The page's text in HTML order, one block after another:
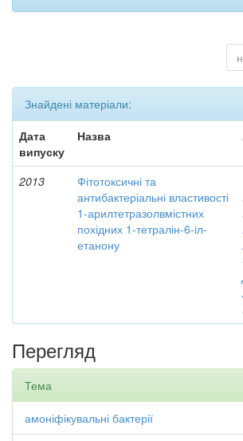
Знайдені матеріали:
Дата
випуску
Назва
2013
Фітотоксичні та
антибактеріальні властивості
1-арилтетразолвмістних
похідних 1-тетралін-6-іл-
етанону
Перегляд
Тема
амоніфікувальні бактерії